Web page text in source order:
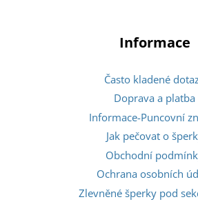
Informace
Často kladené
Doprava a platba
Informace-Puncovní
Jak pečovat o
Obchodní
Ochrana osobních
Zlevněné šperky pod